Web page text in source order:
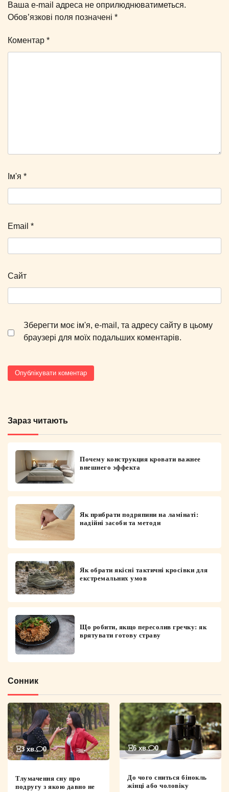
Ваша e-mail адреса не оприлюднюватиметься.
Обов’язкові поля позначені *
Коментар *
Ім'я *
Email *
Сайт
Зберегти моє ім'я, e-mail, та адресу сайту в цьому
браузері для моїх подальших коментарів.
Зараз читають
Почему конструкция кровати важнее
внешнего эффекта
Як прибрати подряпини на ламінаті:
надійні засоби та методи
Як обрати якісні тактичні кросівки для
екстремальних умов
Що робити, якщо пересолив гречку: як
врятувати готову страву
Сонник
3 хв. 0
Тлумачення сну про
подругу з якою давно не
6 хв. 0
До чого сниться бінокль
жінці або чоловіку